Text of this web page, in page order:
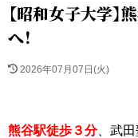
【昭和女子大学
へ！
2026年07月07日(火)
熊谷駅徒歩３分、武田